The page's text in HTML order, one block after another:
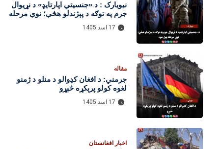
نیویارک : د «جنسیتي اپارتایډ» د نړیوال
جرم په توګه د پېژندلو هڅې؛ نوې مرحله
17 اسد 1405
مقاله
جرمني: د افغان کډوالو د منلو د ژمنو
لغوه کولو پرېکړه څېړو
17 اسد 1405
اخبار افغانستان